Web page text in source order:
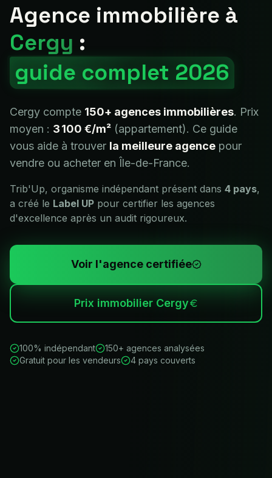
Agence immobilière à
Cergy :
guide complet 2026
Cergy compte 150+ agences immobilières. Prix
moyen : 3 100 €/m² (appartement). Ce guide
vous aide à trouver la meilleure agence pour
vendre ou acheter en Île-de-France.
Trib'Up, organisme indépendant présent dans 4 pays,
a créé le Label UP pour certifier les agences
d'excellence après un audit rigoureux.
Voir l'agence certifiée
Prix immobilier Cergy
100% indépendant
150+ agences analysées
Gratuit pour les vendeurs
4 pays couverts